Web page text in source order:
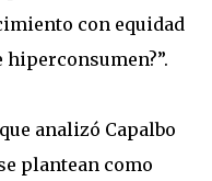
con equidad
analizó Capalbo
plantean como